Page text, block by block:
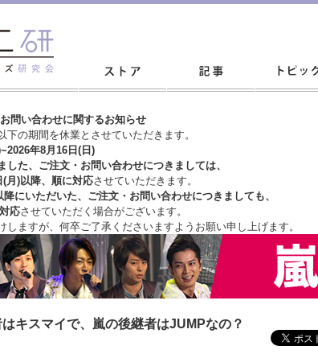
問い合わせに関するお知らせ
下の期間を休業とさせていただきます。
年8月16日(日)
した、ご注文・お問い合わせにつきましては、
月)以降、順に対応させていただきます。
降にいただいた、ご注文・ お問い合わせにつきましても、
応させていただく場合がございます。
しますが、 何卒ご了承くださいますようお願い申し上げます。
キスマイで、嵐の後継者はJUMPなの？